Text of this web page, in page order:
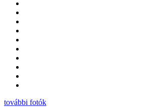
további fotók